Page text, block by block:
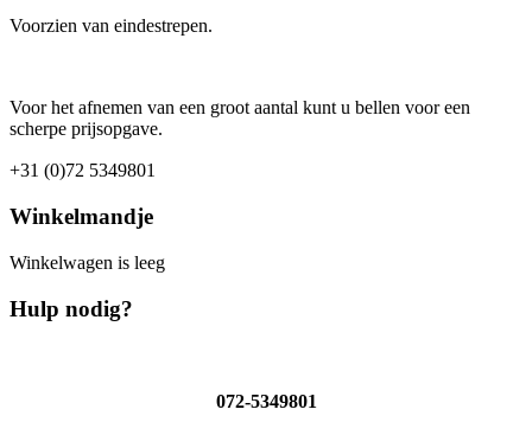
Voorzien van eindestrepen.
Voor het afnemen van een groot aantal kunt u bellen voor een
scherpe prijsopgave.
+31 (0)72 5349801
Winkelmandje
Winkelwagen is leeg
Hulp nodig?
072-5349801